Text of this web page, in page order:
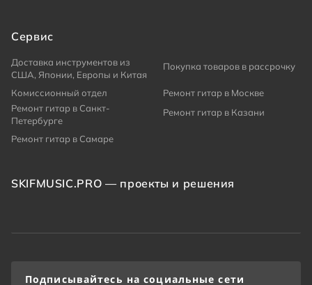
Сервис
Доставка инструментов из
США, Японии, Европы и Китая
Покупка товаров в рассрочку
Комиссионный отдел
Ремонт гитар в Москве
Ремонт гитар в Санкт-
Петербурге
Ремонт гитар в Казани
Ремонт гитар в Самаре
SKIFMUSIC.PRO — проекты и решения
Подписывайтесь на социальные сети